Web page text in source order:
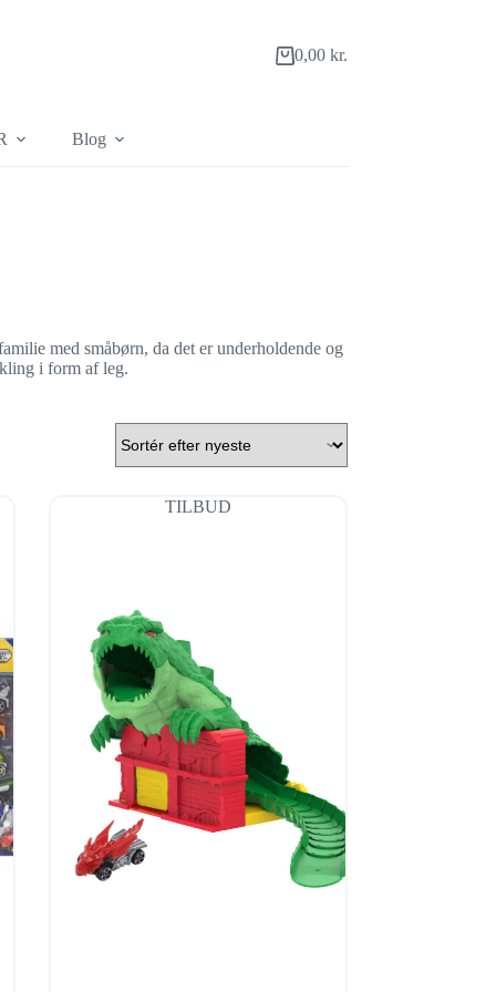
Indkøbskurv
0,00 kr.
Blog
med småbørn, da det er underholdende og
i form af leg.
TILBUD